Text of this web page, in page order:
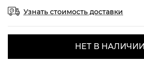
Узнать стоимость доставки
НЕТ В НАЛИЧИИ